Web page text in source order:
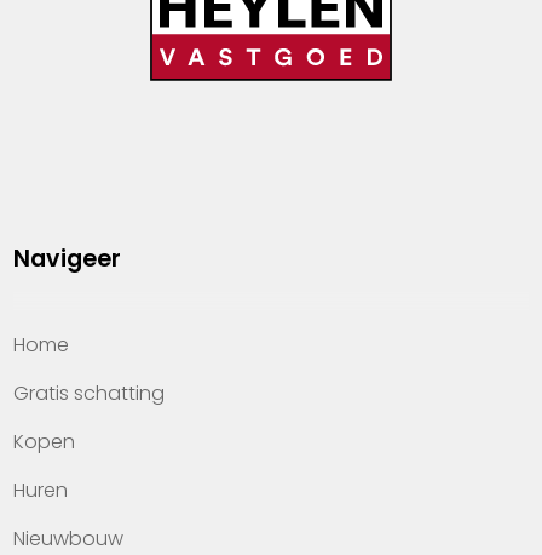
Navigeer
Home
Gratis schatting
Kopen
Huren
Nieuwbouw